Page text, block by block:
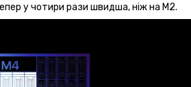
у чотири рази швидша, ніж на M2.